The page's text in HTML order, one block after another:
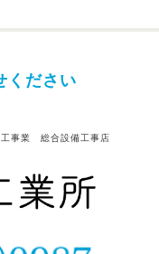
ください
事業 総合設備工事店